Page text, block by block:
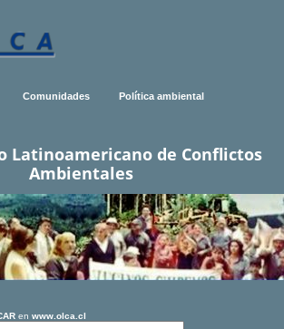
Comunidades Política ambiental
Latinoamericano de Conflictos
Ambientales
en www.olca.cl